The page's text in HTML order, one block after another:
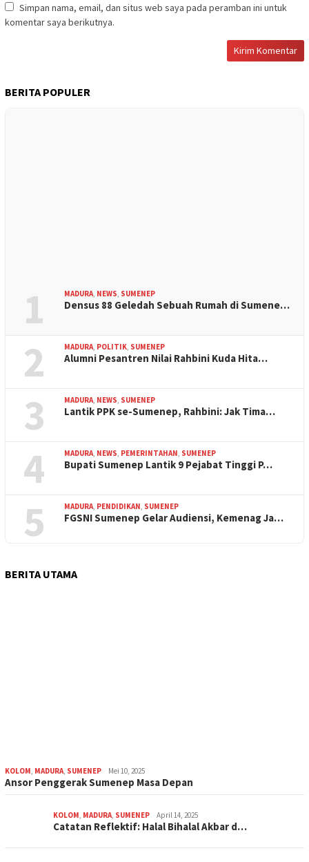
Simpan nama, email, dan situs web saya pada peramban ini untuk
komentar saya berikutnya.
BERITA POPULER
1 MADURA, NEWS, SUMENEP
Densus 88 Geledah Sebuah Rumah di Sumene…
2 MADURA, POLITIK, SUMENEP
Alumni Pesantren Nilai Rahbini Kuda Hita…
3 MADURA, NEWS, SUMENEP
Lantik PPK se-Sumenep, Rahbini: Jak Tima…
4 MADURA, NEWS, PEMERINTAHAN, SUMENEP
Bupati Sumenep Lantik 9 Pejabat Tinggi P…
5 MADURA, PENDIDIKAN, SUMENEP
FGSNI Sumenep Gelar Audiensi, Kemenag Ja…
BERITA UTAMA
KOLOM MADURA SUMENEP Mei 10, 2025
Ansor Penggerak Sumenep Masa Depan
KOLOM MADURA SUMENEP April 14, 2025
Catatan Reflektif: Halal Bihalal Akbar d…